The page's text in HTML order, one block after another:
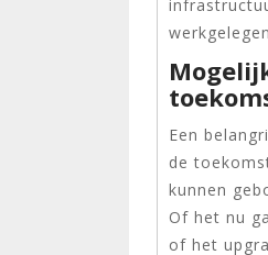
Een
de
kunnen
Of het nu
of het